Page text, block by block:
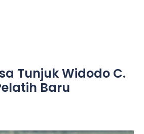
Tunjuk Widodo C.
Baru